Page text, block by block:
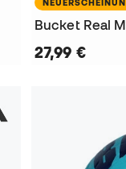
Bucket Real
27,99 €